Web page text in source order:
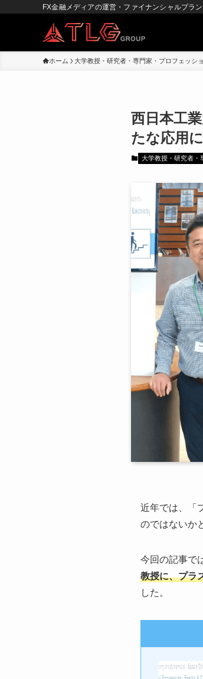
FX金融メディアの運営・ファイナンシャルプラ
ホーム 大学教授・研究者・専門家・プロフェッシ
西日本工
たな応用に
大学教授・研究者・
近年では、「
のではないか
今回の記事で
教授に、プラ
した。